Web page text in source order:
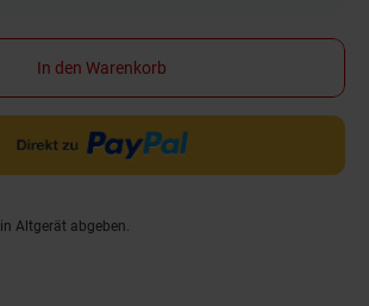
In den Warenkorb
Altgerät abgeben.